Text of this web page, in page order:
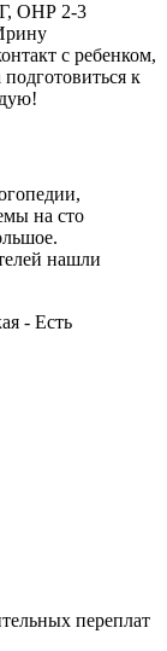
ОНР 2-3
с ребенком,
к
на сто
нашли
- Есть
переплат